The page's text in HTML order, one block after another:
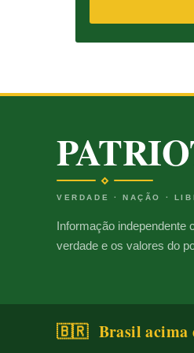
VERDADE · NAÇÃO ·
Informação
verdade e os valores do
🇧🇷 Brasil acima